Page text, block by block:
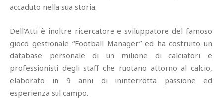
accaduto nella sua storia.
Dell'Atti è inoltre ricercatore e sviluppatore del famoso
gioco gestionale “Football Manager” ed ha costruito un
database personale di un milione di calciatori e
professionisti degli staff che ruotano attorno al calcio,
elaborato in 9 anni di ininterrotta passione ed
esperienza sul campo.